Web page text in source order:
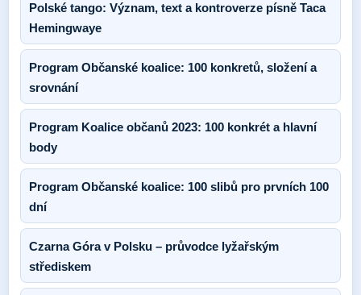
Polské tango: Význam, text a kontroverze písně Taca
Hemingwaye
Program Občanské koalice: 100 konkretů, složení a
srovnání
Program Koalice občanů 2023: 100 konkrét a hlavní
body
Program Občanské koalice: 100 slibů pro prvních 100
dní
Czarna Góra v Polsku – průvodce lyžařským
střediskem